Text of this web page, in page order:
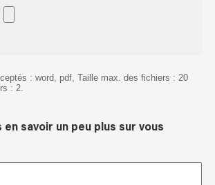
: word, pdf, Taille max. des fichiers : 20
: 2.
en savoir un peu plus sur vous